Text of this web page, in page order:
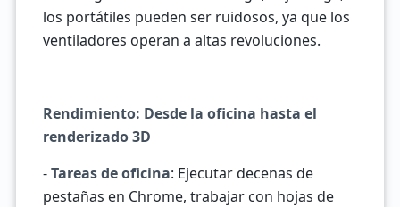
los portátiles pueden ser ruidosos, ya que los
ventiladores operan a altas revoluciones.
Rendimiento: Desde la oficina hasta el
renderizado 3D
-Tareas de oficina: Ejecutar decenas de
pestañas en Chrome, trabajar con hojas de